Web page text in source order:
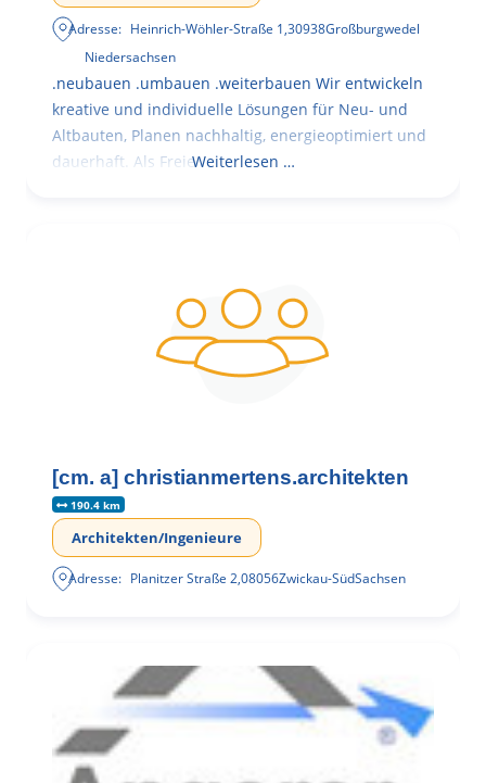
Adresse: Heinrich-Wöhler-Straße 1,30938Großburgwedel
Niedersachsen
.neubauen .umbauen .weiterbauen Wir entwickeln
kreative und individuelle Lösungen für Neu- und
Altbauten, Planen nachhaltig, energieoptimiert und
dauerhaft. Als FreieWeiterlesen …
[cm. a] christianmertens.architekten
190.4 km
Architekten/Ingenieure
Adresse: Planitzer Straße 2,08056Zwickau-SüdSachsen